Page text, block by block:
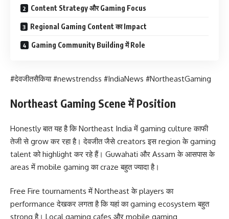
Content Strategy और Gaming Focus
Regional Gaming Content का Impact
Gaming Community Building में Role
#देवजीतसैकिया #newstrendss #IndiaNews #NortheastGaming
Northeast Gaming Scene में Position
Honestly बात यह है कि Northeast India में gaming culture काफी
तेजी से grow कर रहा है। देवजीत जैसे creators इस region के gaming
talent को highlight कर रहे हैं। Guwahati और Assam के आसपास के
areas में mobile gaming का craze बहुत ज्यादा है।
Free Fire tournaments में Northeast के players का
performance देखकर लगता है कि यहां का gaming ecosystem बहुत
strong है। Local gaming cafes और mobile gaming